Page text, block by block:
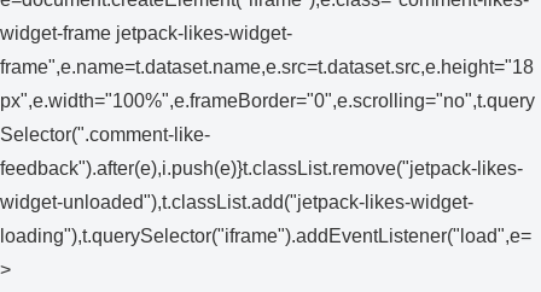
widget-frame jetpack-likes-widget-
frame",e.name=t.dataset.name,e.src=t.dataset.src,e.height="18
px",e.width="100%",e.frameBorder="0",e.scrolling="no",t.query
Selector(".comment-like-
feedback").after(e),i.push(e)}t.classList.remove("jetpack-likes-
widget-unloaded"),t.classList.add("jetpack-likes-widget-
loading"),t.querySelector("iframe").addEventListener("load",e=
>